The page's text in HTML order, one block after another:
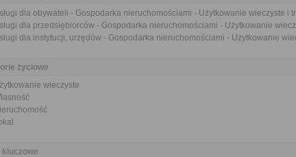
dla obywateli - Gospodarka nieruchomościami - Użytkowanie wieczyste i
dla przedsiębiorców - Gospodarka nieruchomościami - Użytkowanie
dla instytucji, urzędów - Gospodarka nieruchomościami - Użytkowanie
życiowe
wieczyste
kluczowe